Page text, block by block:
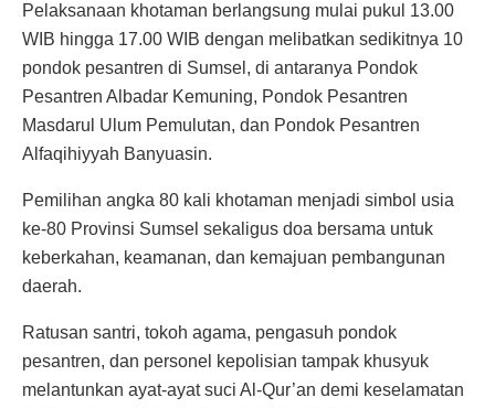
Pelaksanaan khotaman berlangsung mulai pukul 13.00
WIB hingga 17.00 WIB dengan melibatkan sedikitnya 10
pondok pesantren di Sumsel, di antaranya Pondok
Pesantren Albadar Kemuning, Pondok Pesantren
Masdarul Ulum Pemulutan, dan Pondok Pesantren
Alfaqihiyyah Banyuasin.
Pemilihan angka 80 kali khotaman menjadi simbol usia
ke-80 Provinsi Sumsel sekaligus doa bersama untuk
keberkahan, keamanan, dan kemajuan pembangunan
daerah.
Ratusan santri, tokoh agama, pengasuh pondok
pesantren, dan personel kepolisian tampak khusyuk
melantunkan ayat-ayat suci Al-Qur’an demi keselamatan